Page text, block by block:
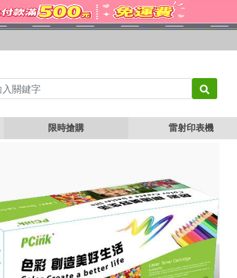
限時搶購 雷射印表機
EPSON S050614 黑色相容碳粉匣 C1700